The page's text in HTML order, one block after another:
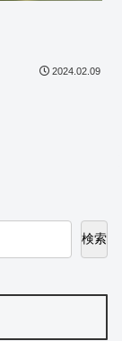
2024.02.09
検索